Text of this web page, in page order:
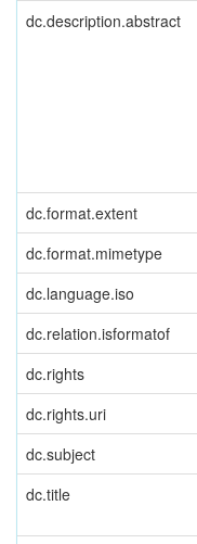
dc.description.abstract
dc.format.extent
dc.format.mimetype
dc.language.iso
dc.relation.isformatof
dc.rights
dc.rights.uri
dc.subject
dc.title